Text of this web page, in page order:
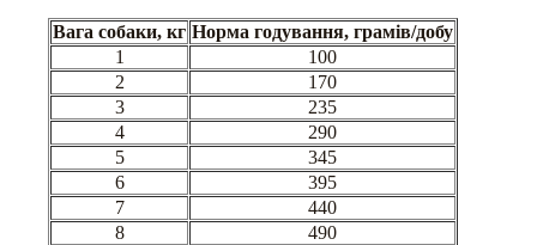
Вага собаки, кг Норма годування, грамів/добу
1
100
2
170
3
235
4
290
5
345
6
395
7
440
8
490